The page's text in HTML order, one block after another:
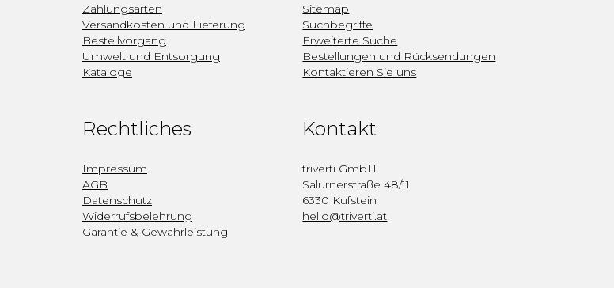
Zahlungsarten
Versandkosten und Lieferung
Bestellvorgang
Umwelt und Entsorgung
Kataloge
Sitemap
Suchbegriffe
Erweiterte Suche
Bestellungen und Rücksendungen
Kontaktieren Sie uns
Rechtliches
Impressum
AGB
Datenschutz
Widerrufsbelehrung
Garantie & Gewährleistung
Kontakt
triverti GmbH
Salurnerstraße 48/11
6330 Kufstein
hello@triverti.at